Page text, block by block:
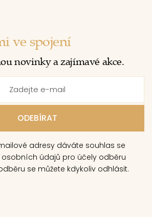
ve spojení
novinky a zajímavé akce.
adresy dáváte souhlas se
údajů pro účely odběru
se můžete kdykoliv odhlásit.